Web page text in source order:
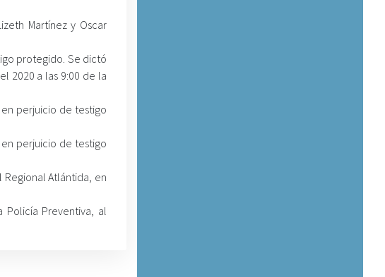
Martínez y Oscar
protegido. Se dictó
2020 a las 9:00 de la
en perjuicio de testigo
perjuicio de testigo
Regional Atlántida, en
Policía Preventiva, al